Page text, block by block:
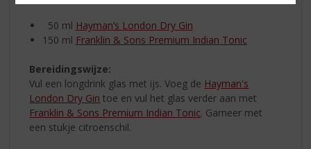
50 ml Hayman’s London Dry Gin
150 ml Franklin & Sons Premium Indian Tonic
Bereidingswijze:
Vul een longdrink glas met ijs. Voeg de Hayman's
London Dry Gin toe en vul het glas verder aan met
Franklin & Sons Premium Indian Tonic. Garneer met
een stukje citroenschil.